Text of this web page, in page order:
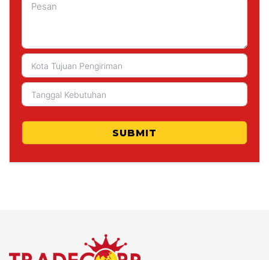
SUBMIT